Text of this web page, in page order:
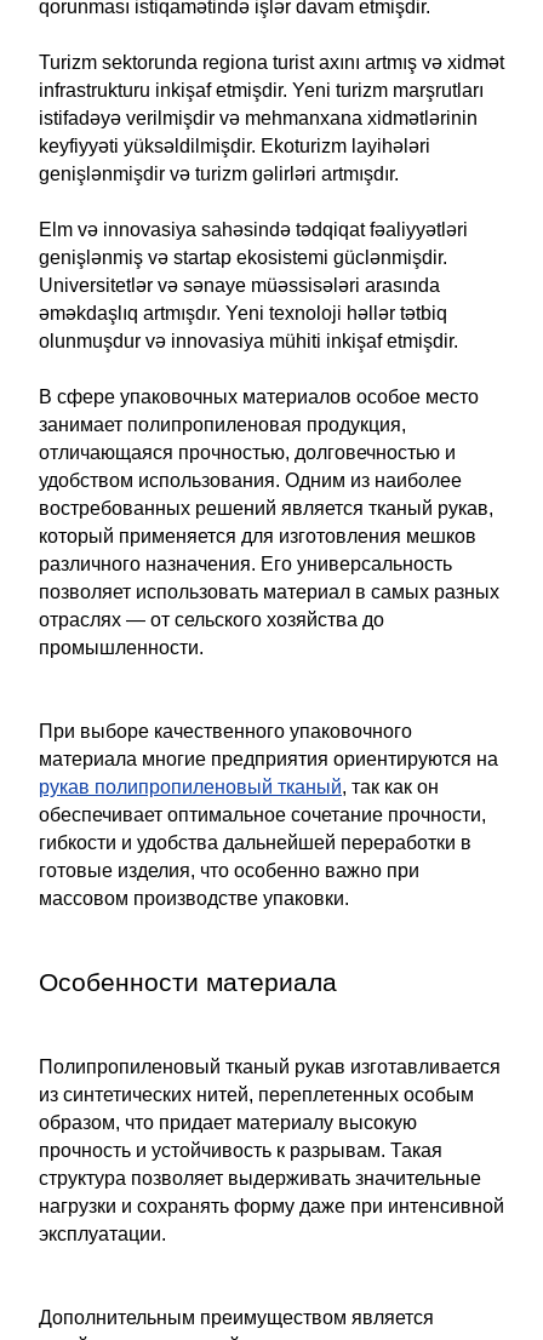
qorunması istiqamətində işlər davam etmişdir.
Turizm sektorunda regiona turist axını artmış və xidmət
infrastrukturu inkişaf etmişdir. Yeni turizm marşrutları
istifadəyə verilmişdir və mehmanxana xidmətlərinin
keyfiyyəti yüksəldilmişdir. Ekoturizm layihələri
genişlənmişdir və turizm gəlirləri artmışdır.
Elm və innovasiya sahəsində tədqiqat fəaliyyətləri
genişlənmiş və startap ekosistemi güclənmişdir.
Universitetlər və sənaye müəssisələri arasında
əməkdaşlıq artmışdır. Yeni texnoloji həllər tətbiq
olunmuşdur və innovasiya mühiti inkişaf etmişdir.
В сфере упаковочных материалов особое место
занимает полипропиленовая продукция,
отличающаяся прочностью, долговечностью и
удобством использования. Одним из наиболее
востребованных решений является тканый рукав,
который применяется для изготовления мешков
различного назначения. Его универсальность
позволяет использовать материал в самых разных
отраслях — от сельского хозяйства до
промышленности.
При выборе качественного упаковочного
материала многие предприятия ориентируются на
рукав полипропиленовый тканый, так как он
обеспечивает оптимальное сочетание прочности,
гибкости и удобства дальнейшей переработки в
готовые изделия, что особенно важно при
массовом производстве упаковки.
Особенности материала
Полипропиленовый тканый рукав изготавливается
из синтетических нитей, переплетенных особым
образом, что придает материалу высокую
прочность и устойчивость к разрывам. Такая
структура позволяет выдерживать значительные
нагрузки и сохранять форму даже при интенсивной
эксплуатации.
Дополнительным преимуществом является